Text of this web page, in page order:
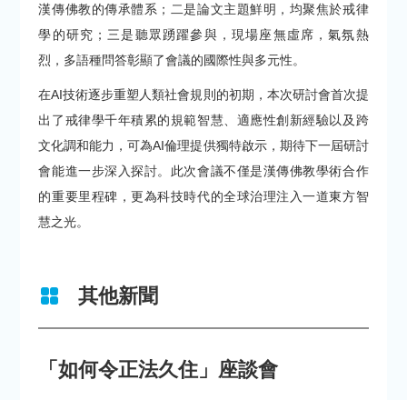
漢傳佛教的傳承體系；二是論文主題鮮明，均聚焦於戒律
學的研究；三是聽眾踴躍參與，現場座無虛席，氣氛熱
烈，多語種問答彰顯了會議的國際性與多元性。
在AI技術逐步重塑人類社會規則的初期，本次研討會首次提
出了戒律學千年積累的規範智慧、適應性創新經驗以及跨
文化調和能力，可為AI倫理提供獨特啟示，期待下一屆研討
會能進一步深入探討。此次會議不僅是漢傳佛教學術合作
的重要里程碑，更為科技時代的全球治理注入一道東方智
慧之光。
其他新聞
「如何令正法久住」座談會